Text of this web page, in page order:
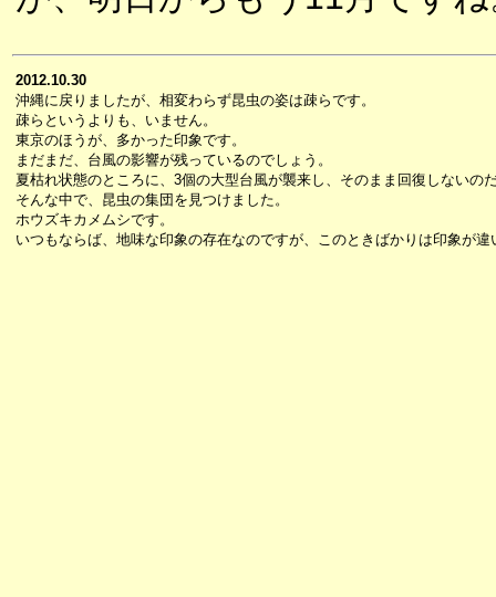
2012.10.30
沖縄に戻りましたが、相変わらず昆虫の姿は疎らです。
疎らというよりも、いません。
東京のほうが、多かった印象です。
まだまだ、台風の影響が残っているのでしょう。
夏枯れ状態のところに、3個の大型台風が襲来し、そのまま回復しないの
そんな中で、昆虫の集団を見つけました。
ホウズキカメムシです。
いつもならば、地味な印象の存在なのですが、このときばかりは印象が違